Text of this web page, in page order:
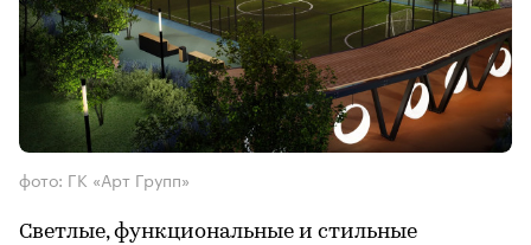
фото: ГК «Арт Групп»
Светлые, функциональные и стильные